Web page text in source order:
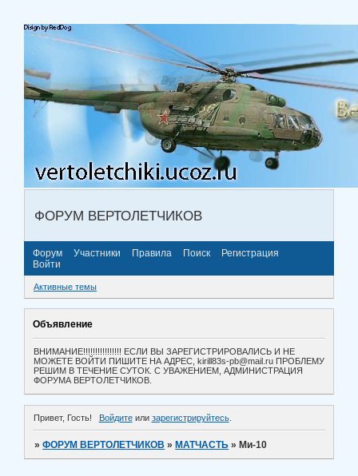
ФОРУМ ВЕРТОЛЕТЧИКОВ
Форум Участники Правила Поиск
Регистрация
Войти
Активные темы
Объявление
ВНИМАНИЕ!!!!!!!!!!!!!!!! ЕСЛИ ВЫ ЗАРЕГИСТРИРОВАЛИСЬ И НЕ
МОЖЕТЕ ВОЙТИ ПИШИТЕ НА АДРЕС, kirill83s-pb@mail.ru ПРОБЛЕМУ
РЕШИМ В ТЕЧЕНИЕ СУТОК. С УВАЖЕНИЕМ, АДМИНИСТРАЦИЯ
ФОРУМА ВЕРТОЛЕТЧИКОВ.
Привет, Гость! Войдитеили зарегистрируйтесь.
»ФОРУМ ВЕРТОЛЕТЧИКОВ » МАТЧАСТЬ » Ми-10